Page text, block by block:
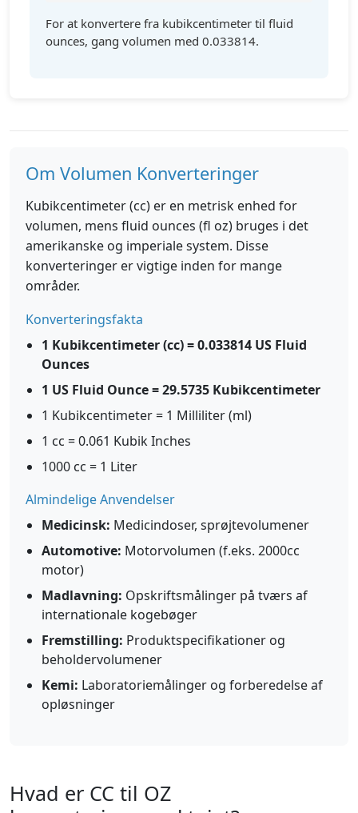
For at konvertere fra kubikcentimeter til fluid
ounces, gang volumen med 0.033814.
Om Volumen Konverteringer
Kubikcentimeter (cc) er en metrisk enhed for
volumen, mens fluid ounces (fl oz) bruges i det
amerikanske og imperiale system. Disse
konverteringer er vigtige inden for mange
områder.
Konverteringsfakta
1 Kubikcentimeter (cc) = 0.033814 US Fluid
Ounces
1 US Fluid Ounce = 29.5735 Kubikcentimeter
1 Kubikcentimeter = 1 Milliliter (ml)
1 cc = 0.061 Kubik Inches
1000 cc = 1 Liter
Almindelige Anvendelser
Medicinsk: Medicindoser, sprøjtevolumener
Automotive: Motorvolumen (f.eks. 2000cc
motor)
Madlavning: Opskriftsmålinger på tværs af
internationale kogebøger
Fremstilling: Produktspecifikationer og
beholdervolumener
Kemi: Laboratoriemålinger og forberedelse af
opløsninger
Hvad er CC til OZ